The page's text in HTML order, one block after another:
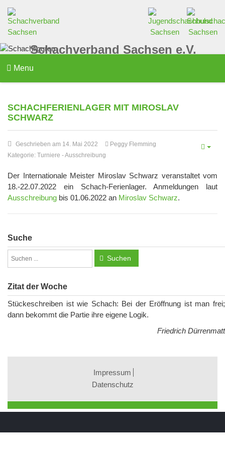
Schachverband Sachsen e.V.
Menu
SCHACHFERIENLAGER MIT MIROSLAV
SCHWARZ
Geschrieben am 14. Mai 2022
Peggy Flemming
Kategorie: Turniere -Ausschreibung
Der Internationale Meister Miroslav Schwarz veranstaltet vom
18.-22.07.2022 ein Schach-Ferienlager. Anmeldungen laut
Ausschreibung bis 01.06.2022 an Miroslav Schwarz.
Suche
Suchen
Zitat der Woche
Stückeschreiben ist wie Schach: Bei der Eröffnung ist man frei;
dann bekommt die Partie ihre eigene Logik.
Friedrich Dürrenmatt
Impressum
Datenschutz